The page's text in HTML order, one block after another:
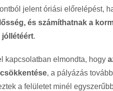
jelent óriási előrelépést,
és számíthatnak a
jóllétéért.
kapcsolatban elmondta, hogy
, a pályázás
a felületet minél